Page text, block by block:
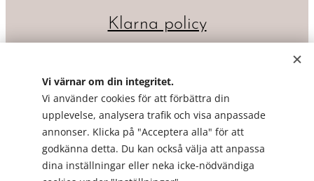
Klarna policy
Vi värnar om din integritet.
Vi använder cookies för att förbättra din
upplevelse, analysera trafik och visa anpassade
annonser. Klicka på "Acceptera alla" för att
godkänna detta. Du kan också välja att anpassa
dina inställningar eller neka icke-nödvändiga